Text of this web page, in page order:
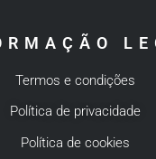
Termos e condições
Política de privacidade
Política de cookies